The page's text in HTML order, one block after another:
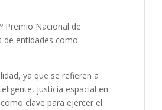
Premio Nacional de
de entidades como
ya que se refieren a
justicia espacial en
clave para ejercer el